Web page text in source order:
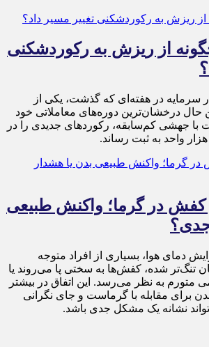
از ریزش به رکوردشکنی
سرمایه در هفته‌ای که گذشت، یکی از
حال درخشان‌ترین دوره‌های معاملاتی خود
با جهشی کم‌سابقه، رکوردهای جدیدی را در
کفش در گرما؛ واکنش طبیعی
دمای هوا، بسیاری از افراد متوجه
تنگ‌تر شده، کفش‌ها به سختی پا می‌روند یا
متورم به نظر می‌رسد. این اتفاق در بیشتر
برای مقابله با گرماست و جای نگرانی
نشانه یک مشکل جدی باشد.